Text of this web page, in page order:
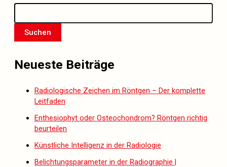
Suchen
Neueste Beiträge
Radiologische Zeichen im Röntgen – Der komplette
Leitfaden
Enthesiophyt oder Osteochondrom? Röntgen richtig
beurteilen
Künstliche Intelligenz in der Radiologie
Belichtungsparameter in der Radiographie |